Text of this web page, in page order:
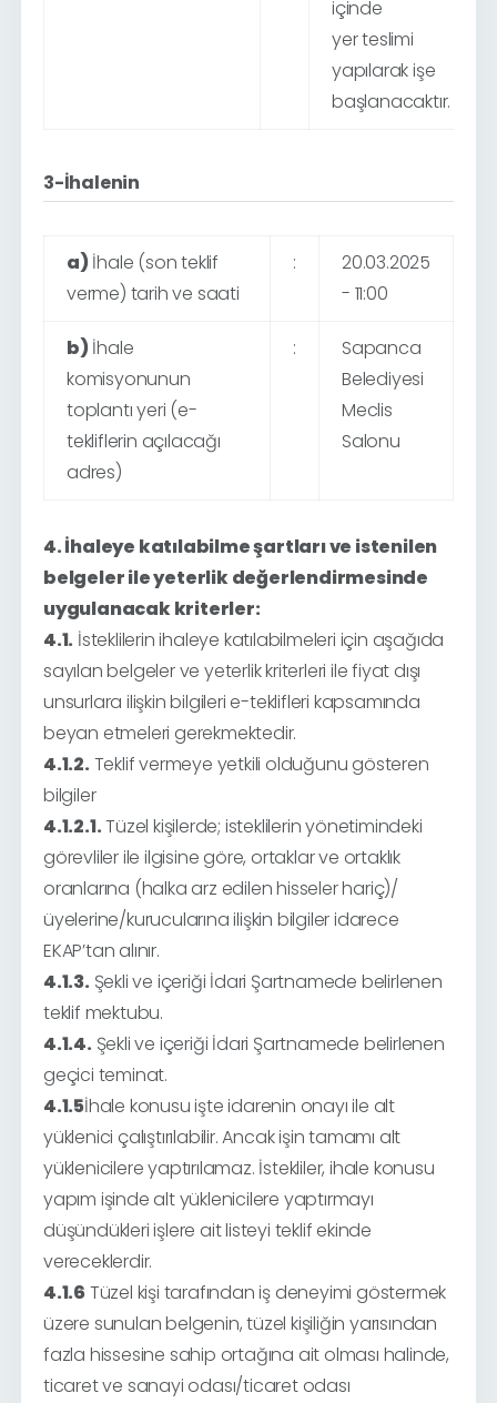
içinde
yer teslimi
yapılarak işe
başlanacaktır.
3-İhalenin
a)İhale (son teklif
verme) tarih ve saati
:
20.03.2025
- 11:00
b)İhale
komisyonunun
toplantı yeri (e-
tekliflerin açılacağı
adres)
:
Sapanca
Belediyesi
Meclis
Salonu
4. İhaleye katılabilme şartları ve istenilen
belgeler ile yeterlik değerlendirmesinde
uygulanacak kriterler:
4.1. İsteklilerin ihaleye katılabilmeleri için aşağıda
sayılan belgeler ve yeterlik kriterleri ile fiyat dışı
unsurlara ilişkin bilgileri e-teklifleri kapsamında
beyan etmeleri gerekmektedir.
4.1.2. Teklif vermeye yetkili olduğunu gösteren
bilgiler
4.1.2.1.Tüzel kişilerde; isteklilerin yönetimindeki
görevliler ile ilgisine göre, ortaklar ve ortaklık
oranlarına (halka arz edilen hisseler hariç)/
üyelerine/kurucularına ilişkin bilgiler idarece
EKAP’tan alınır.
4.1.3. Şekli ve içeriği İdari Şartnamede belirlenen
teklif mektubu.
4.1.4. Şekli ve içeriği İdari Şartnamede belirlenen
geçici teminat.
4.1.5İhale konusu işte idarenin onayı ile alt
yüklenici çalıştırılabilir. Ancak işin tamamı alt
yüklenicilere yaptırılamaz. İstekliler, ihale konusu
yapım işinde alt yüklenicilere yaptırmayı
düşündükleri işlere ait listeyi teklif ekinde
vereceklerdir.
4.1.6 Tüzel kişi tarafından iş deneyimi göstermek
üzere sunulan belgenin, tüzel kişiliğin yarısından
fazla hissesine sahip ortağına ait olması halinde,
ticaret ve sanayi odası/ticaret odası